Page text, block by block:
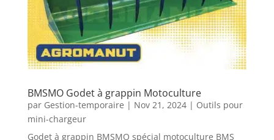
BMSMO Godet à grappin Motoculture
par Gestion-temporaire | Nov 21, 2024| Outils pour
mini-chargeur
Godet à grappin BMSMO spécial motoculture BMS